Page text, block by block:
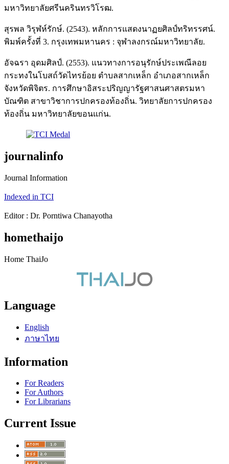
มหาวิทยาลัยศรีนครินทรวิโรฒ.
สุรพล วิรุฬห์รักษ์. (2543). หลักการแสดงนาฏยศิลป์ทริทรรศน์.
พิมพ์ครั้งที่ 3. กรุงเทพมหานคร : จุฬาลงกรณ์มหาวิทยาลัย.
อัจฉรา อุดมศิลป์. (2553). แนวทางการอนุรักษ์ประเพณีลอย
กระทงในโบสถ์วัดไทรย้อย ตำบลสากเหล็ก อำเภอสากเหล็ก
จังหวัดพิจิตร. การศึกษาอิสระปริญญารัฐศาสนศาสตรมหา
บัณฑิต สาขาวิชาการปกครองท้องถิ่น. วิทยาลัยการปกครอง
ท้องถิ่น มหาวิทยาลัยขอนแก่น.
journalinfo
Journal Information
Indexed in TCI
Editor : Dr. Porntiwa Chanayotha
homethaijo
Home ThaiJo
Language
English
ภาษาไทย
Information
For Readers
For Authors
For Librarians
Current Issue